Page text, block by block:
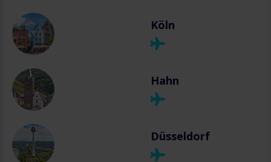
Köln
Hahn
Düsseldorf